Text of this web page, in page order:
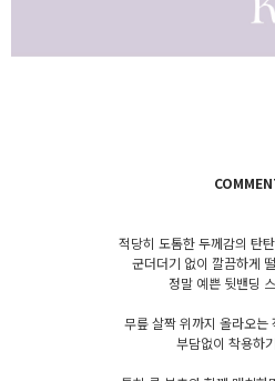
적당히 도톰한 두께감의 탄
군더더기 없이 깔끔하게
정말 예쁜 뒷밴딩
무릎 살짝 위까지 올라오는
부담없이 착용하